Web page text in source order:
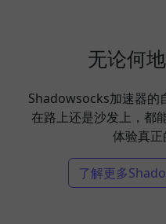
无论何
Shadowsocks加速器的
在路上还是沙发上，都
体验真正
了解更多